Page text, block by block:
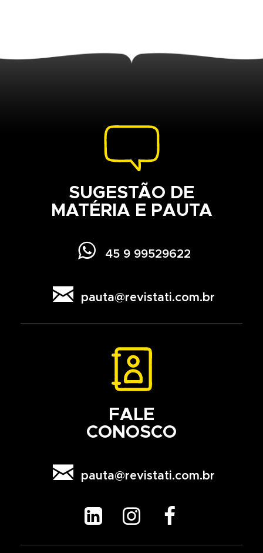
SUGESTÃO DE
MATÉRIA E PAUTA
 45 9 99529622
 pauta@revistati.com.br
FALE
CONOSCO
 pauta@revistati.com.br
  